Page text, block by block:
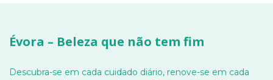
Évora – Beleza que não tem fim
Descubra-se em cada cuidado diário, renove-se em cada